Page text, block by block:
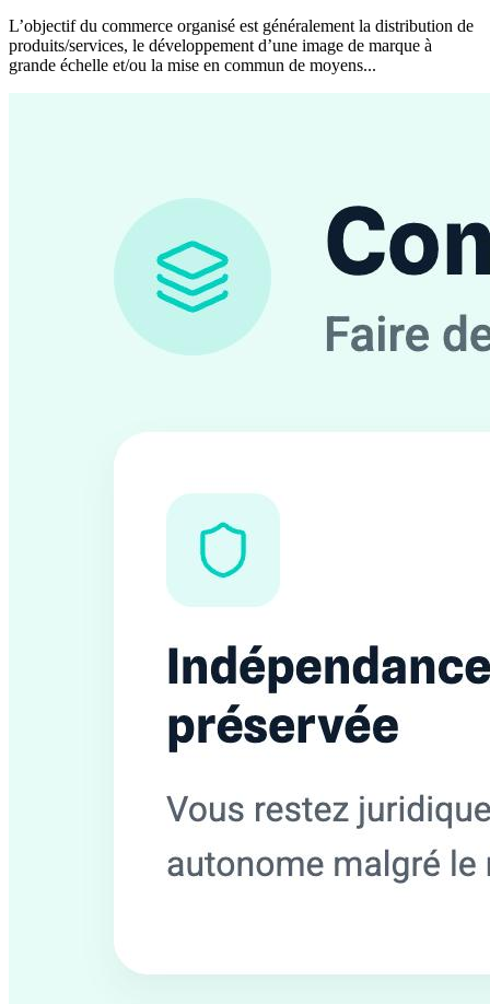
L’objectif du commerce organisé est généralement la distribution de
produits/services, le développement d’une image de marque à
grande échelle et/ou la mise en commun de moyens...